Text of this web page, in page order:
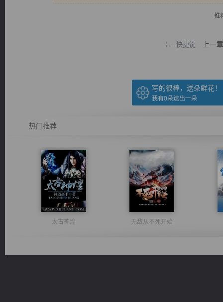
推
（← 快捷键 上一章
写的很棒，送朵鲜花！
我有0朵送出一朵
热门推荐
太古神煌 无敌从不死开始